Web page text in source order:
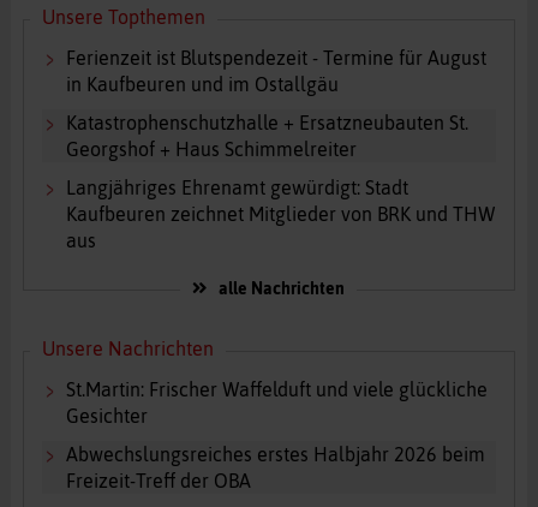
Unsere Topthemen
Ferienzeit ist Blutspendezeit - Termine für August
in Kaufbeuren und im Ostallgäu
Katastrophenschutzhalle + Ersatzneubauten St.
Georgshof + Haus Schimmelreiter
Langjähriges Ehrenamt gewürdigt: Stadt
Kaufbeuren zeichnet Mitglieder von BRK und THW
aus
alle Nachrichten
Unsere Nachrichten
St.Martin: Frischer Waffelduft und viele glückliche
Gesichter
Abwechslungsreiches erstes Halbjahr 2026 beim
Freizeit-Treff der OBA